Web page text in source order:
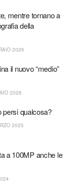
mentre tornano a
della
2026
il nuovo “medio”
2026
persi qualcosa?
2025
a 100MP anche le